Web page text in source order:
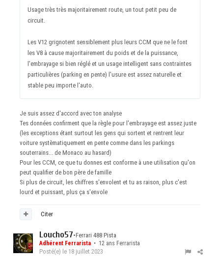
Usage très très majoritairement route, un tout petit peu de
circuit.
Les V12 grignotent sensiblement plus leurs CCM que ne le font
les V8 à cause majoritairement du poids et de la puissance,
l'embrayage si bien réglé et un usage intelligent sans contraintes
particulières (parking en pente) l'usure est assez naturelle et
stable peu importe l'auto.
Je suis assez d'accord avec ton analyse
Tes données confirment que la règle pour l'embrayage est assez juste
(les exceptions étant surtout les gens qui sortent et rentrent leur
voiture systèmatiquement en pente comme dans les parkings
souterrains... de Monaco au hasard)
Pour les CCM, ce que tu donnes est conforme à une utilisation qu'on
peut qualifier de bon père de famille
Si plus de circuit, les chiffres s'envolent et tu as raison, plus c'est
lourd et puissant, plus ça s'envole
Citer
Loucho57•Ferrari 488 Pista
Adhérent Ferrarista • 12 ans Ferrarista
Posté(e) le 18 juillet 2023